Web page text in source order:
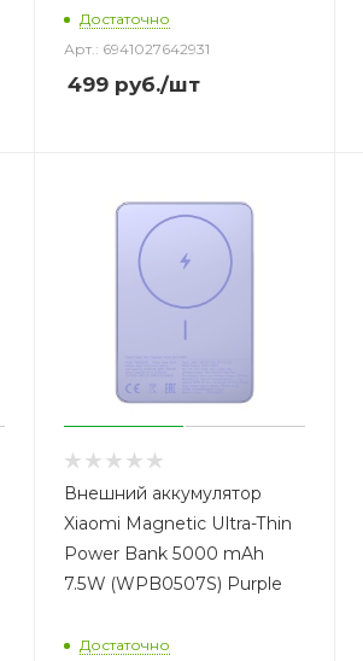
Достаточно
Арт.: 6941027642931
499 руб./шт
Внешний аккумулятор
Xiaomi Magnetic Ultra-Thin
Power Bank 5000 mAh
7.5W (WPB0507S) Purple
Достаточно